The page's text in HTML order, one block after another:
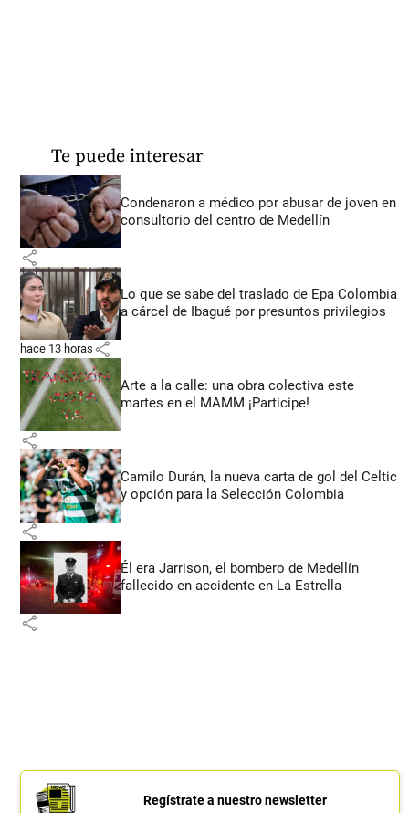
Te puede interesar
Condenaron a médico por abusar de joven en
consultorio del centro de Medellín
share
Lo que se sabe del traslado de Epa Colombia
a cárcel de Ibagué por presuntos privilegios
hace 13 horas share
Arte a la calle: una obra colectiva este
martes en el MAMM ¡Participe!
share
Camilo Durán, la nueva carta de gol del Celtic
y opción para la Selección Colombia
share
Él era Jarrison, el bombero de Medellín
fallecido en accidente en La Estrella
share
Regístrate a nuestro newsletter